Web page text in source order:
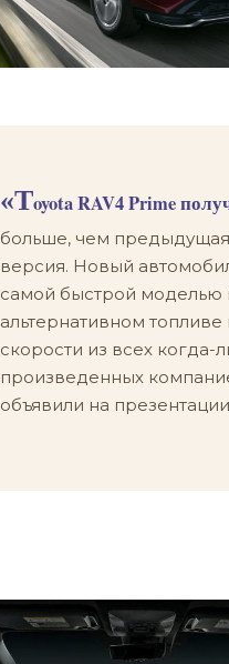
«Toyota RAV4 Prime
больше, чем
версия. Новый
самой быстрой моделью
альтернативном
скорости из всех когда-
произведенных
объявили на